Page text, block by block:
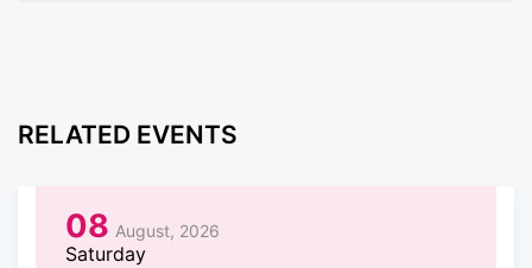
RELATED EVENTS
08 August, 2026
Saturday